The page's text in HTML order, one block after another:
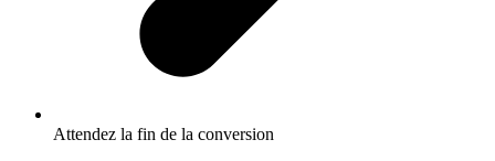
Attendez la fin de la conversion